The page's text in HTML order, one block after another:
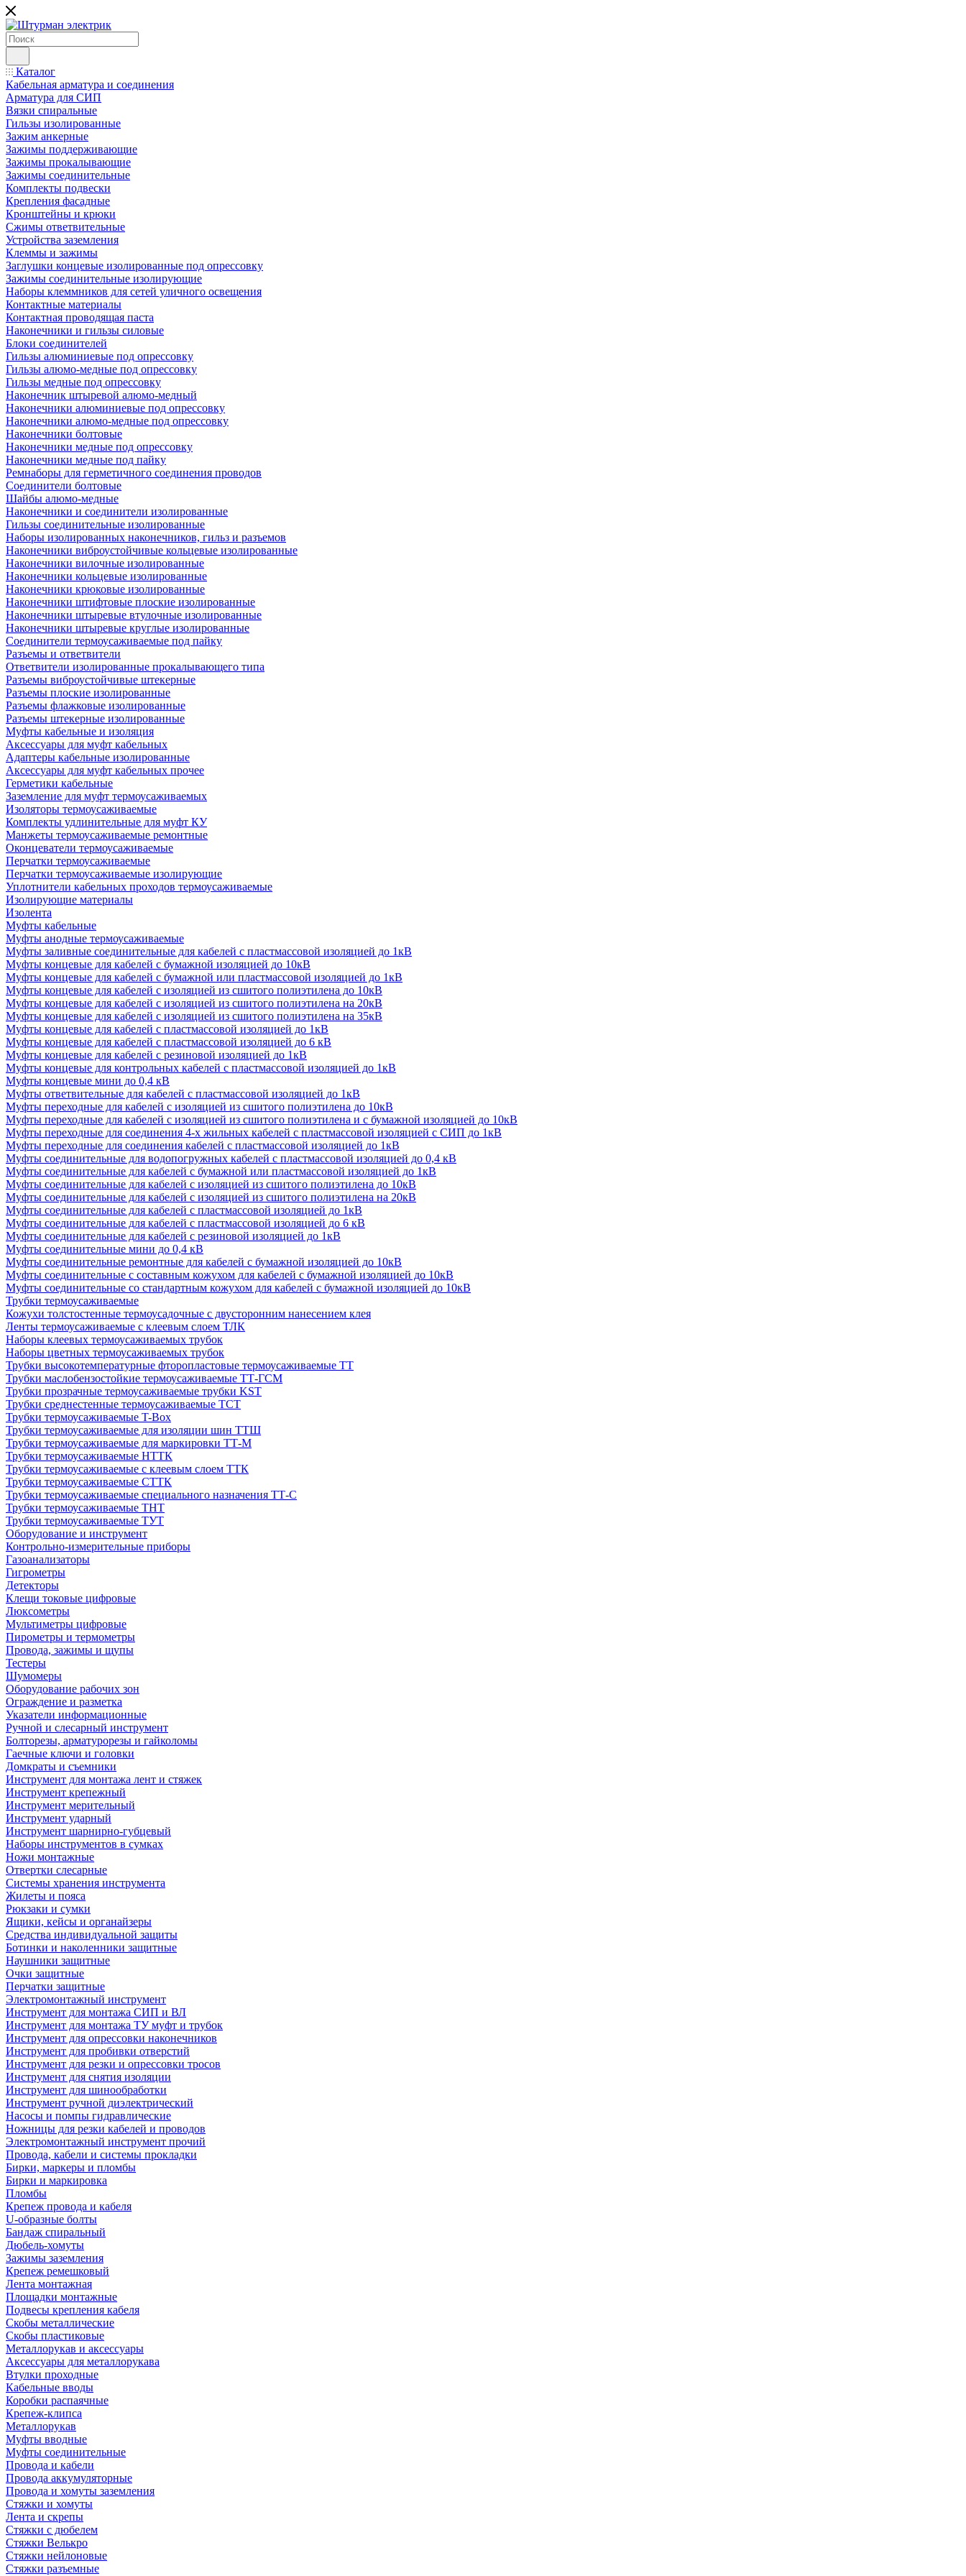
Каталог
Кабельная арматура и соединения
Арматура для СИП
Вязки спиральные
Гильзы изолированные
Зажим анкерные
Зажимы поддерживающие
Зажимы прокалывающие
Зажимы соединительные
Комплекты подвески
Крепления фасадные
Кронштейны и крюки
Сжимы ответвительные
Устройства заземления
Клеммы и зажимы
Заглушки концевые изолированные под опрессовку
Зажимы соединительные изолирующие
Наборы клеммников для сетей уличного освещения
Контактные материалы
Контактная проводящая паста
Наконечники и гильзы силовые
Блоки соединителей
Гильзы алюминиевые под опрессовку
Гильзы алюмо-медные под опрессовку
Гильзы медные под опрессовку
Наконечник штыревой алюмо-медный
Наконечники алюминиевые под опрессовку
Наконечники алюмо-медные под опрессовку
Наконечники болтовые
Наконечники медные под опрессовку
Наконечники медные под пайку
Ремнаборы для герметичного соединения проводов
Соединители болтовые
Шайбы алюмо-медные
Наконечники и соединители изолированные
Гильзы соединительные изолированные
Наборы изолированных наконечников, гильз и разъемов
Наконечники виброустойчивые кольцевые изолированные
Наконечники вилочные изолированные
Наконечники кольцевые изолированные
Наконечники крюковые изолированные
Наконечники штифтовые плоские изолированные
Наконечники штыревые втулочные изолированные
Наконечники штыревые круглые изолированные
Соединители термоусаживаемые под пайку
Разъемы и ответвители
Ответвители изолированные прокалывающего типа
Разъемы виброустойчивые штекерные
Разъемы плоские изолированные
Разъемы флажковые изолированные
Разъемы штекерные изолированные
Муфты кабельные и изоляция
Аксессуары для муфт кабельных
Адаптеры кабельные изолированные
Аксессуары для муфт кабельных прочее
Герметики кабельные
Заземление для муфт термоусаживаемых
Изоляторы термоусаживаемые
Комплекты удлинительные для муфт КУ
Манжеты термоусаживаемые ремонтные
Оконцеватели термоусаживаемые
Перчатки термоусаживаемые
Перчатки термоусаживаемые изолирующие
Уплотнители кабельных проходов термоусаживаемые
Изолирующие материалы
Изолента
Муфты кабельные
Муфты анодные термоусаживаемые
Муфты заливные соединительные для кабелей с пластмассовой изоляцией до 1кВ
Муфты концевые для кабелей с бумажной изоляцией до 10кВ
Муфты концевые для кабелей с бумажной или пластмассовой изоляцией до 1кВ
Муфты концевые для кабелей с изоляцией из сшитого полиэтилена до 10кВ
Муфты концевые для кабелей с изоляцией из сшитого полиэтилена на 20кВ
Муфты концевые для кабелей с изоляцией из сшитого полиэтилена на 35кВ
Муфты концевые для кабелей с пластмассовой изоляцией до 1кВ
Муфты концевые для кабелей с пластмассовой изоляцией до 6 кВ
Муфты концевые для кабелей с резиновой изоляцией до 1кВ
Муфты концевые для контрольных кабелей с пластмассовой изоляцией до 1кВ
Муфты концевые мини до 0,4 кВ
Муфты ответвительные для кабелей с пластмассовой изоляцией до 1кВ
Муфты переходные для кабелей с изоляцией из сшитого полиэтилена до 10кВ
Муфты переходные для кабелей с изоляцией из сшитого полиэтилена и с бумажной изоляцией до 10кВ
Муфты переходные для соединения 4-х жильных кабелей с пластмассовой изоляцией с СИП до 1кВ
Муфты переходные для соединения кабелей с пластмассовой изоляцией до 1кВ
Муфты соединительные для водопогружных кабелей с пластмассовой изоляцией до 0,4 кВ
Муфты соединительные для кабелей с бумажной или пластмассовой изоляцией до 1кВ
Муфты соединительные для кабелей с изоляцией из сшитого полиэтилена до 10кВ
Муфты соединительные для кабелей с изоляцией из сшитого полиэтилена на 20кВ
Муфты соединительные для кабелей с пластмассовой изоляцией до 1кВ
Муфты соединительные для кабелей с пластмассовой изоляцией до 6 кВ
Муфты соединительные для кабелей с резиновой изоляцией до 1кВ
Муфты соединительные мини до 0,4 кВ
Муфты соединительные ремонтные для кабелей с бумажной изоляцией до 10кВ
Муфты соединительные с составным кожухом для кабелей с бумажной изоляцией до 10кВ
Муфты соединительные со стандартным кожухом для кабелей с бумажной изоляцией до 10кВ
Трубки термоусаживаемые
Кожухи толстостенные термоусадочные с двусторонним нанесением клея
Ленты термоусаживаемые с клеевым слоем ТЛК
Наборы клеевых термоусаживаемых трубок
Наборы цветных термоусаживаемых трубок
Трубки высокотемпературные фторопластовые термоусаживаемые ТТ
Трубки маслобензостойкие термоусаживаемые ТТ-ГСМ
Трубки прозрачные термоусаживаемые трубки KST
Трубки среднестенные термоусаживаемые ТСТ
Трубки термоусаживаемые T-Box
Трубки термоусаживаемые для изоляции шин ТТШ
Трубки термоусаживаемые для маркировки ТТ-М
Трубки термоусаживаемые НTТК
Трубки термоусаживаемые с клеевым слоем TТК
Трубки термоусаживаемые СTТК
Трубки термоусаживаемые специального назначения ТТ-С
Трубки термоусаживаемые ТНТ
Трубки термоусаживаемые ТУТ
Оборудование и инструмент
Контрольно-измерительные приборы
Газоанализаторы
Гигрометры
Детекторы
Клещи токовые цифровые
Люксометры
Мультиметры цифровые
Пирометры и термометры
Провода, зажимы и щупы
Тестеры
Шумомеры
Оборудование рабочих зон
Ограждение и разметка
Указатели информационные
Ручной и слесарный инструмент
Болторезы, арматурорезы и гайколомы
Гаечные ключи и головки
Домкраты и съемники
Инструмент для монтажа лент и стяжек
Инструмент крепежный
Инструмент мерительный
Инструмент ударный
Инструмент шарнирно-губцевый
Наборы инструментов в сумках
Ножи монтажные
Отвертки слесарные
Системы хранения инструмента
Жилеты и пояса
Рюкзаки и сумки
Ящики, кейсы и органайзеры
Средства индивидуальной защиты
Ботинки и наколенники защитные
Наушники защитные
Очки защитные
Перчатки защитные
Электромонтажный инструмент
Инструмент для монтажа СИП и ВЛ
Инструмент для монтажа ТУ муфт и трубок
Инструмент для опрессовки наконечников
Инструмент для пробивки отверстий
Инструмент для резки и опрессовки тросов
Инструмент для снятия изоляции
Инструмент для шинообработки
Инструмент ручной диэлектрический
Насосы и помпы гидравлические
Ножницы для резки кабелей и проводов
Электромонтажный инструмент прочий
Провода, кабели и системы прокладки
Бирки, маркеры и пломбы
Бирки и маркировка
Пломбы
Крепеж провода и кабеля
U-образные болты
Бандаж спиральный
Дюбель-хомуты
Зажимы заземления
Крепеж ремешковый
Лента монтажная
Площадки монтажные
Подвесы крепления кабеля
Скобы металлические
Скобы пластиковые
Металлорукав и аксессуары
Аксессуары для металлорукава
Втулки проходные
Кабельные вводы
Коробки распаячные
Крепеж-клипса
Металлорукав
Муфты вводные
Муфты соединительные
Провода и кабели
Провода аккумуляторные
Провода и хомуты заземления
Стяжки и хомуты
Лента и скрепы
Стяжки c дюбелем
Стяжки Велькро
Стяжки нейлоновые
Стяжки разъемные